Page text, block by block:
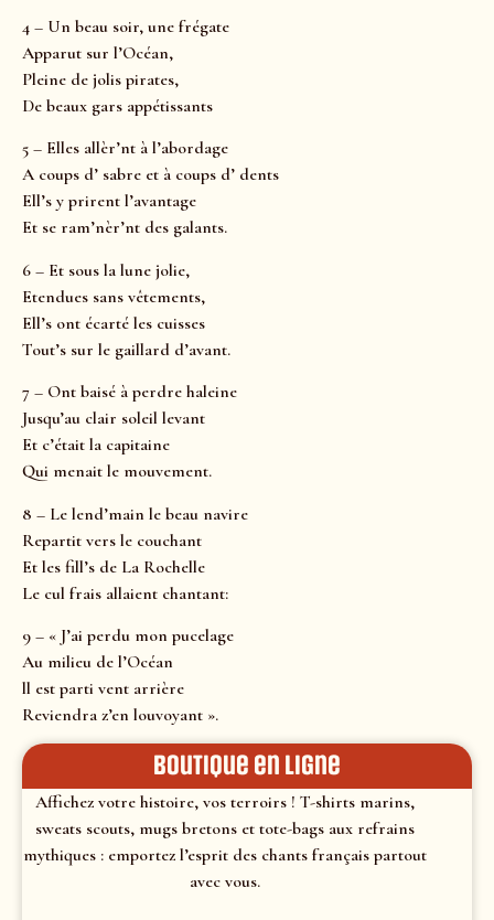
4 – Un beau soir, une frégate
Apparut sur l’Océan,
Pleine de jolis pirates,
De beaux gars appétissants
5 – Elles allèr’nt à l’abordage
A coups d’ sabre et à coups d’ dents
Ell’s y prirent l’avantage
Et se ram’nèr’nt des galants.
6 – Et sous la lune jolie,
Etendues sans vêtements,
Ell’s ont écarté les cuisses
Tout’s sur le gaillard d’avant.
7 – Ont baisé à perdre haleine
Jusqu’au clair soleil levant
Et c’était la capitaine
Qui menait le mouvement.
8 – Le lend’main le beau navire
Repartit vers le couchant
Et les fill’s de La Rochelle
Le cul frais allaient chantant:
9 – « J’ai perdu mon pucelage
Au milieu de l’Océan
ll est parti vent arrière
Reviendra z’en louvoyant ».
Boutique en ligne
Affichez votre histoire, vos terroirs ! T-shirts marins,
sweats scouts, mugs bretons et tote-bags aux refrains
mythiques : emportez l’esprit des chants français partout
avec vous.